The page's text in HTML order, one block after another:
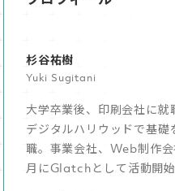
杉谷祐樹
Yuki Sugitani
大学卒業後、印刷会社に就
デジタルハリウッドで基
職。事業会社、Web制作
月にGlatchとして活動開始